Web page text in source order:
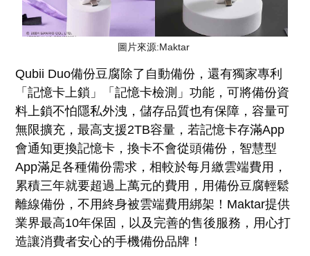
圖片來源:Maktar
Qubii Duo備份豆腐除了自動備份，還有獨家專利
「記憶卡上鎖」「記憶卡檢測」功能，可將備份資
料上鎖不怕隱私外洩，儲存品質也有保障，容量可
無限擴充，最高支援2TB容量，若記憶卡存滿App
會通知更換記憶卡，換卡不會從頭備份，智慧型
App滿足各種備份需求，相較於每月繳雲端費用，
累積三年就要超過上萬元的費用，用備份豆腐輕鬆
離線備份，不用終身被雲端費用綁架！Maktar提供
業界最高10年保固，以及完善的售後服務，用心打
造讓消費者安心的手機備份品牌！